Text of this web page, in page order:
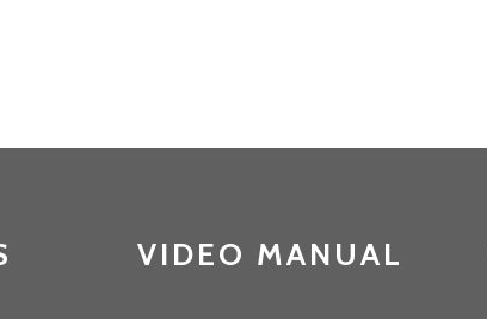
VIDEO MANUAL